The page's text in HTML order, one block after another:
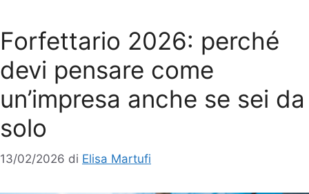
Forfettario 2026: perché
devi pensare come
un’impresa anche se sei da
solo
13/02/2026 di Elisa Martufi